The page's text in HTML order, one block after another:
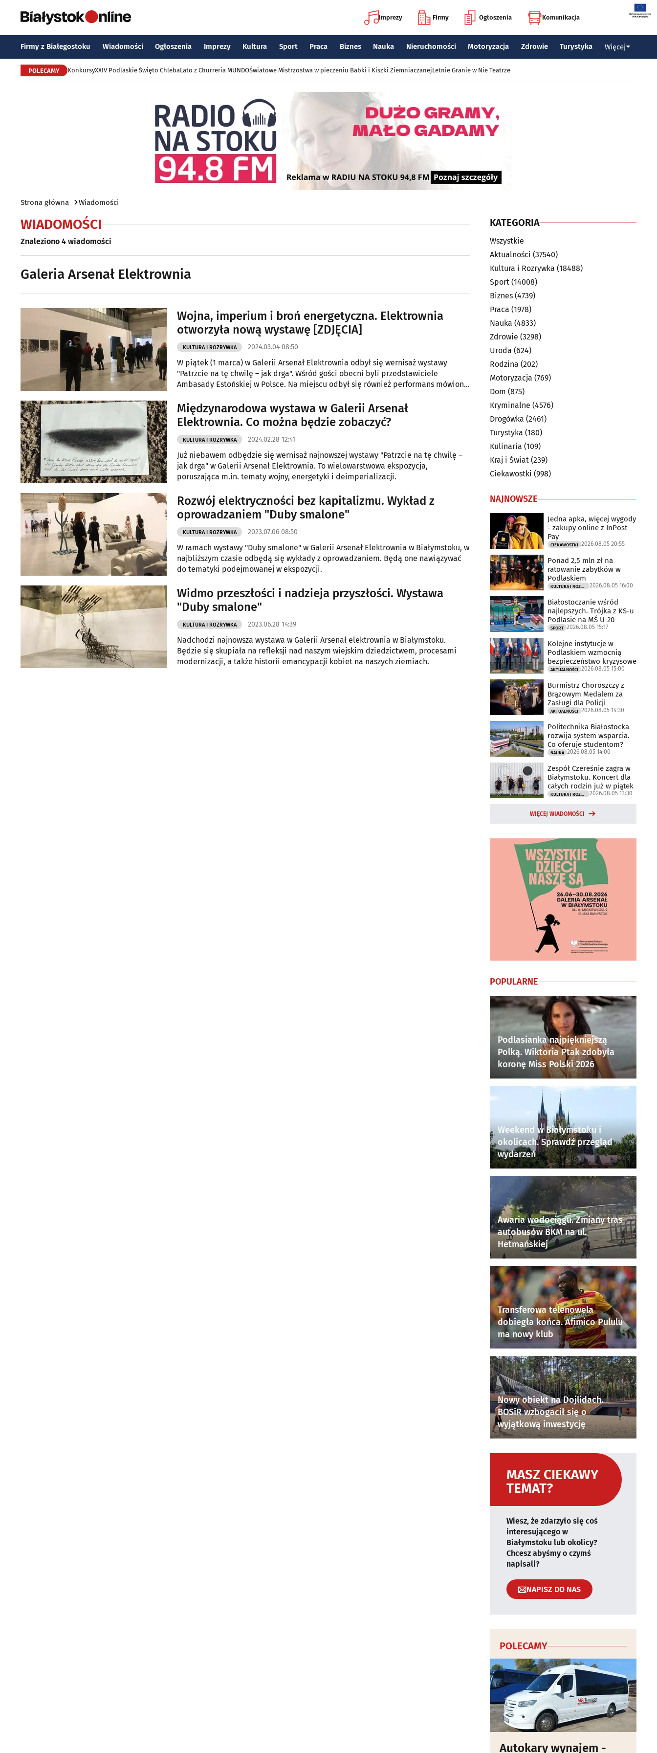
Imprezy Firmy Ogłoszenia Komunikacja
Firmy z Białegostoku Wiadomości Ogłoszenia Imprezy Kultura Sport Praca Biznes Nauka Nieruchomości Motoryzacja Zdrowie Turystyka Więcej
POLECAMY KonkursyXXIV Podlaskie Święto ChlebaLato z Churreria MUNDOŚwiatowe Mistrzostwa w pieczeniu Babki i Kiszki ZiemniaczanejLetnie Granie w Nie Teatrze
Strona główna Wiadomości
WIADOMOŚCI
Znaleziono 4 wiadomości
Galeria Arsenał Elektrownia
Wojna, imperium i broń energetyczna. Elektrownia
otworzyła nową wystawę [ZDJĘCIA]
KULTURA I ROZRYWKA 2024.03.04 08:50
W piątek (1 marca) w Galerii Arsenał Elektrownia odbył się wernisaż wystawy
"Patrzcie na tę chwilę – jak drga". Wśród gości obecni byli przedstawiciele
Ambasady Estońskiej w Polsce. Na miejscu odbył się również performans mówiony
Międzynarodowa wystawa w Galerii Arsenał
Elektrownia. Co można będzie zobaczyć?
KULTURA I ROZRYWKA 2024.02.28 12:41
Już niebawem odbędzie się wernisaż najnowszej wystawy "Patrzcie na tę chwilę –
jak drga" w Galerii Arsenał Elektrownia. To wielowarstwowa ekspozycja,
poruszająca m.in. tematy wojny, energetyki i deimperializacji.
Rozwój elektryczności bez kapitalizmu. Wykład z
oprowadzaniem "Duby smalone"
KULTURA I ROZRYWKA 2023.07.06 08:50
W ramach wystawy "Duby smalone" w Galerii Arsenał Elektrownia w Białymstoku, w
najbliższym czasie odbędą się wykłady z oprowadzaniem. Będą one nawiązywać
do tematyki podejmowanej w ekspozycji.
Widmo przeszłości i nadzieja przyszłości. Wystawa
"Duby smalone"
KULTURA I ROZRYWKA 2023.06.28 14:39
Nadchodzi najnowsza wystawa w Galerii Arsenał elektrownia w Białymstoku.
Będzie się skupiała na refleksji nad naszym wiejskim dziedzictwem, procesami
modernizacji, a także historii emancypacji kobiet na naszych ziemiach.
KATEGORIA
Wszystkie
Aktualności (37540)
Kultura i Rozrywka (18488)
Sport (14008)
Biznes (4739)
Praca (1978)
Nauka (4833)
Zdrowie (3298)
Uroda (624)
Rodzina (202)
Motoryzacja (769)
Dom (875)
Kryminalne (4576)
Drogówka (2461)
Turystyka (180)
Kulinaria (109)
Kraj i Świat (239)
Ciekawostki (998)
NAJNOWSZE
Jedna apka, więcej wygody
- zakupy online z InPost
Pay
CIEKAWOSTKI 2026.08.05 20:55
Ponad 2,5 mln zł na
ratowanie zabytków w
Podlaskiem
2026.08.05 16:00
Białostoczanie wśród
najlepszych. Trójka z KS-u
Podlasie na MŚ U-20
SPORT 2026.08.05 15:17
Kolejne instytucje w
Podlaskiem wzmocnią
bezpieczeństwo kryzysowe
AKTUALNOŚCI 2026.08.05 15:00
Burmistrz Choroszczy z
Brązowym Medalem za
Zasługi dla Policji
AKTUALNOŚCI 2026.08.05 14:30
Politechnika Białostocka
rozwija system wsparcia.
Co oferuje studentom?
NAUKA 2026.08.05 14:00
Zespół Czereśnie zagra w
Białymstoku. Koncert dla
całych rodzin już w piątek
2026.08.05 13:30
WIĘCEJ WIADOMOŚCI
POPULARNE
Podlasianka najpiękniejszą
Polką. Wiktoria Ptak zdobyła
koronę Miss Polski 2026
Weekend w Białymstoku i
okolicach. Sprawdź przegląd
wydarzeń
Awaria wodociągu. Zmiany tras
autobusów BKM na ul.
Hetmańskiej
Transferowa telenowela
dobiegła końca. Afimico Pululu
ma nowy klub
Nowy obiekt na Dojlidach.
BOSiR wzbogacił się o
wyjątkową inwestycję
MASZ CIEKAWY
TEMAT?
Wiesz, że zdarzyło się coś
interesującego w
Białymstoku lub okolicy?
Chcesz abyśmy o czymś
napisali?
NAPISZ DO NAS
POLECAMY
Autokary wynajem -